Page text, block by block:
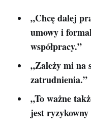
„Chcę dalej
umowy i
współpracy.”
„Zależy mi na
zatrudnienia.”
„To ważne
jest